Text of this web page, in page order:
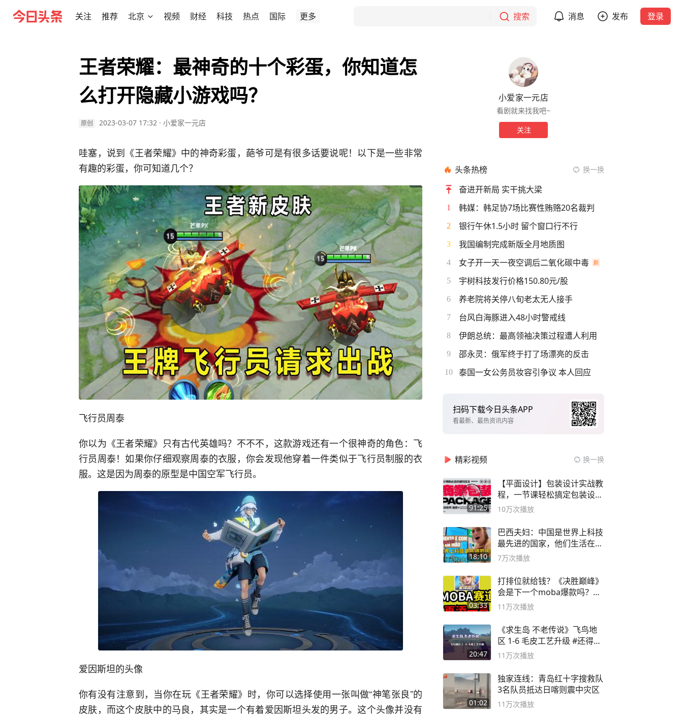
关注 推荐 北京 视频 财经 科技 热点 国际 更多 搜索 消息 发布 登录
王者荣耀：最神奇的十个彩蛋，你知道怎
么打开隐藏小游戏吗？
原创 2023-03-07 17:32 · 小爱家一元店
哇塞，说到《王者荣耀》中的神奇彩蛋，葩爷可是有很多话要说呢！以下是一些非常
有趣的彩蛋，你可知道几个？
飞行员周泰
你以为《王者荣耀》只有古代英雄吗？不不不，这款游戏还有一个很神奇的角色：飞
行员周泰！如果你仔细观察周泰的衣服，你会发现他穿着一件类似于飞行员制服的衣
服。这是因为周泰的原型是中国空军飞行员。
爱因斯坦的头像
你有没有注意到，当你在玩《王者荣耀》时，你可以选择使用一张叫做“神笔张良”的
皮肤，而这个皮肤中的马良，其实是一个有着爱因斯坦头发的男子。这个头像并没有
小爱家一元店
看剧就来找我吧~
关注
头条热榜 换一换
奋进开新局 实干挑大梁
1 韩媒：韩足协7场比赛性贿赂20名裁判
2 银行午休1.5小时 留个窗口行不行
3 我国编制完成新版全月地质图
4 女子开一天一夜空调后二氧化碳中毒
5 宇树科技发行价格150.80元/股
6 养老院将关停八旬老太无人接手
7 台风白海豚进入48小时警戒线
8 伊朗总统：最高领袖决策过程遭人利用
9 邵永灵：俄军终于打了场漂亮的反击
10 泰国一女公务员妆容引争议 本人回应
扫码下载今日头条APP
看最新、最热资讯内容
精彩视频 换一换
91:25
【平面设计】包装设计实战教
程，一节课轻松搞定包装设计
流程！
10万次播放
18:10
巴西夫妇：中国是世界上科技
最先进的国家，他们生活在
2999年
7万次播放
03:33
打排位就给钱？《决胜巅峰》
会是下一个moba爆款吗？#
决胜巅峰
11万次播放
20:47
《求生岛 不老传说》飞鸟地
区 1-6 毛皮工艺升级 #还得是
主机大作
11万次播放
01:02
独家连线：青岛红十字搜救队
3名队员抵达日喀则震中灾区
11万次播放